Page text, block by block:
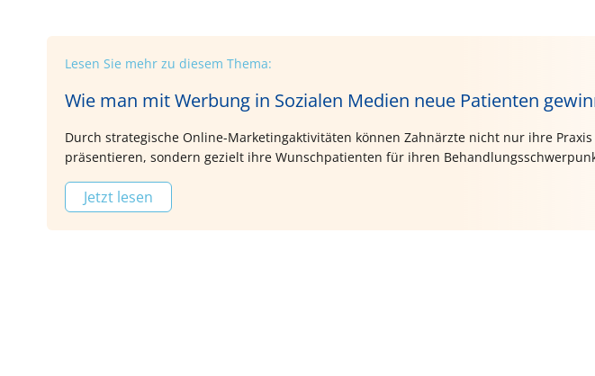
Lesen Sie mehr zu diesem Thema:
Wie man mit Werbung in Sozialen Medien neue Patienten
Durch strategische Online-Marketingaktivitäten können Zahnärzte nicht nur ihre
präsentieren, sondern gezielt ihre Wunschpatienten für ihren
Jetzt lesen